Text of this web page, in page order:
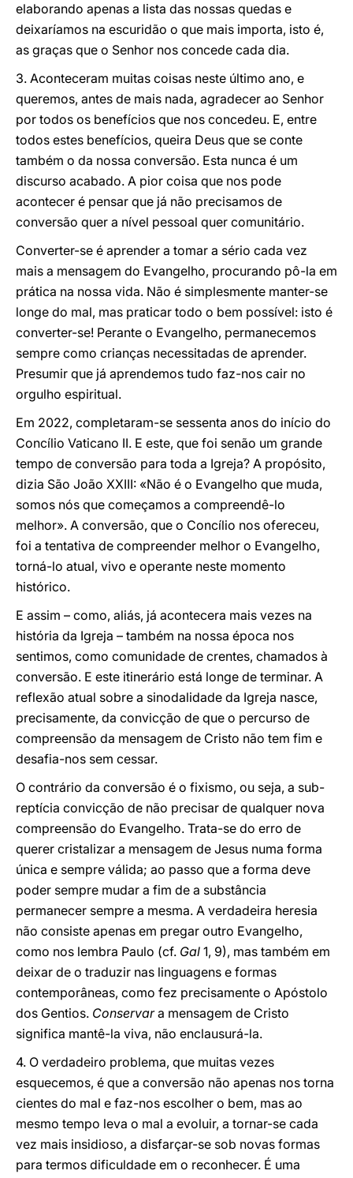
elaborando apenas a lista das nossas quedas e
deixaríamos na escuridão o que mais importa, isto é,
as graças que o Senhor nos concede cada dia.
3. Aconteceram muitas coisas neste último ano, e
queremos, antes de mais nada, agradecer ao Senhor
por todos os benefícios que nos concedeu. E, entre
todos estes benefícios, queira Deus que se conte
também o da nossa conversão. Esta nunca é um
discurso acabado. A pior coisa que nos pode
acontecer é pensar que já não precisamos de
conversão quer a nível pessoal quer comunitário.
Converter-se é aprender a tomar a sério cada vez
mais a mensagem do Evangelho, procurando pô-la em
prática na nossa vida. Não é simplesmente manter-se
longe do mal, mas praticar todo o bem possível: isto é
converter-se! Perante o Evangelho, permanecemos
sempre como crianças necessitadas de aprender.
Presumir que já aprendemos tudo faz-nos cair no
orgulho espiritual.
Em 2022, completaram-se sessenta anos do início do
Concílio Vaticano II. E este, que foi senão um grande
tempo de conversão para toda a Igreja? A propósito,
dizia São João XXIII: «Não é o Evangelho que muda,
somos nós que começamos a compreendê-lo
melhor». A conversão, que o Concílio nos ofereceu,
foi a tentativa de compreender melhor o Evangelho,
torná-lo atual, vivo e operante neste momento
histórico.
E assim – como, aliás, já acontecera mais vezes na
história da Igreja – também na nossa época nos
sentimos, como comunidade de crentes, chamados à
conversão. E este itinerário está longe de terminar. A
reflexão atual sobre a sinodalidade da Igreja nasce,
precisamente, da convicção de que o percurso de
compreensão da mensagem de Cristo não tem fim e
desafia-nos sem cessar.
O contrário da conversão é o fixismo, ou seja, a sub-
reptícia convicção de não precisar de qualquer nova
compreensão do Evangelho. Trata-se do erro de
querer cristalizar a mensagem de Jesus numa forma
única e sempre válida; ao passo que a forma deve
poder sempre mudar a fim de a substância
permanecer sempre a mesma. A verdadeira heresia
não consiste apenas em pregar outro Evangelho,
como nos lembra Paulo (cf. Gal 1, 9), mas também em
deixar de o traduzir nas linguagens e formas
contemporâneas, como fez precisamente o Apóstolo
dos Gentios. Conservara mensagem de Cristo
significa mantê-la viva, não enclausurá-la.
4. O verdadeiro problema, que muitas vezes
esquecemos, é que a conversão não apenas nos torna
cientes do mal e faz-nos escolher o bem, mas ao
mesmo tempo leva o mal a evoluir, a tornar-se cada
vez mais insidioso, a disfarçar-se sob novas formas
para termos dificuldade em o reconhecer. É uma